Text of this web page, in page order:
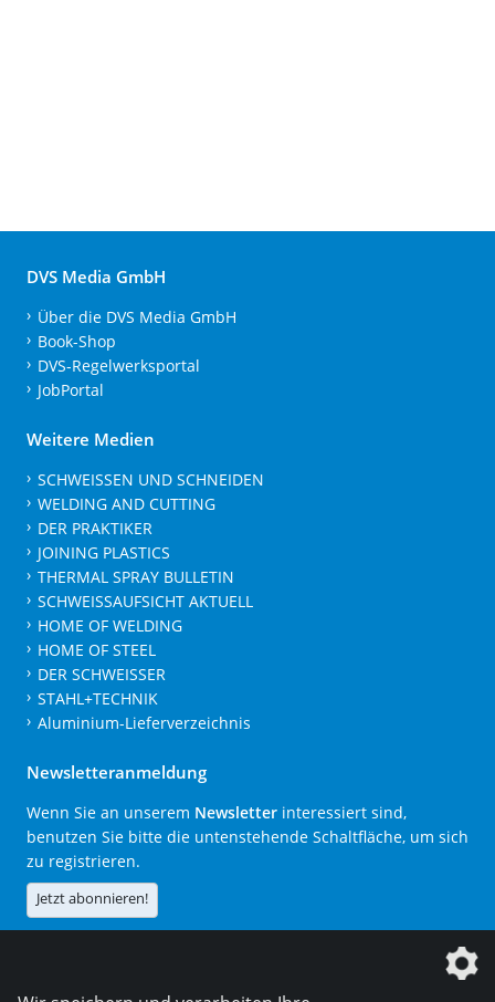
DVS Media GmbH
Über die DVS Media GmbH
Book-Shop
DVS-Regelwerksportal
JobPortal
Weitere Medien
SCHWEISSEN UND SCHNEIDEN
WELDING AND CUTTING
DER PRAKTIKER
JOINING PLASTICS
THERMAL SPRAY BULLETIN
SCHWEISSAUFSICHT AKTUELL
HOME OF WELDING
HOME OF STEEL
DER SCHWEISSER
STAHL+TECHNIK
Aluminium-Lieferverzeichnis
Newsletteranmeldung
Wenn Sie an unserem Newsletter interessiert sind,
benutzen Sie bitte die untenstehende Schaltfläche, um sich
zu registrieren.
Jetzt abonnieren!
Die DVS Media GmbH ist ein Unternehmen der